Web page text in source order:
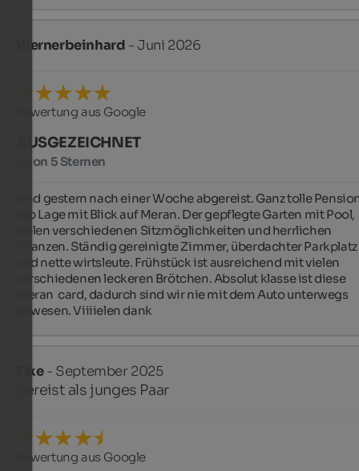
Wernerbeinhard - Juni 2026
Bewertung aus Google
AUSGEZEICHNET
5 von 5 Sternen
️sind gestern nach einer Woche abgereist. Ganz tolle
top Lage mit Blick auf Meran. Der gepflegte Garten mit Pool,
vielen verschiedenen Sitzmöglichkeiten und herrlichen
Pflanzen. Ständig gereinigte Zimmer, überdachter Parkplatz
und nette wirtsleute. Frühstück ist ausreichend mit vielen
verschiedenen leckeren Brötchen. Absolut klasse ist diese
meran  card, dadurch sind wir nie mit dem Auto unterwegs
gewesen. Viiiielen dank
Elke- September 2025
gereist als junges Paar
Bewertung aus Google